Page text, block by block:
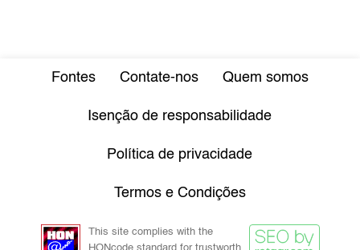
Fontes Contate-nos Quem somos
Isenção de responsabilidade
Política de privacidade
Termos e Condições
This site complies with the